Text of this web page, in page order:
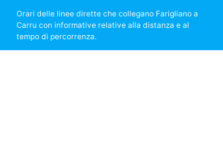
Orari delle linee dirette che collegano Farigliano a
Carru con informative relative alla distanza e al
tempo di percorrenza.